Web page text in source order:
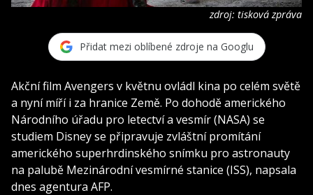
zdroj: tisková zpráva
Přidat mezi oblíbené zdroje na Googlu
Akční film Avengers v květnu ovládl kina po celém světě
a nyní míří i za hranice Země. Po dohodě amerického
Národního úřadu pro letectví a vesmír (NASA) se
studiem Disney se připravuje zvláštní promítání
amerického superhrdinského snímku pro astronauty
na palubě Mezinárodní vesmírné stanice (ISS), napsala
dnes agentura AFP.